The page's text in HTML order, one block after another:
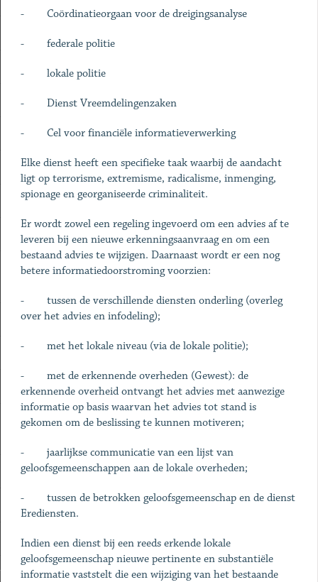
- Coördinatieorgaan voor de dreigingsanalyse
- federale politie
- lokale politie
- Dienst Vreemdelingenzaken
- Cel voor financiële informatieverwerking
Elke dienst heeft een specifieke taak waarbij de aandacht
ligt op terrorisme, extremisme, radicalisme, inmenging,
spionage en georganiseerde criminaliteit.
Er wordt zowel een regeling ingevoerd om een advies af te
leveren bij een nieuwe erkenningsaanvraag en om een
bestaand advies te wijzigen. Daarnaast wordt er een nog
betere informatiedoorstroming voorzien:
- tussen de verschillende diensten onderling (overleg
over het advies en infodeling);
- met het lokale niveau (via de lokale politie);
- met de erkennende overheden (Gewest): de
erkennende overheid ontvangt het advies met aanwezige
informatie op basis waarvan het advies tot stand is
gekomen om de beslissing te kunnen motiveren;
- jaarlijkse communicatie van een lijst van
geloofsgemeenschappen aan de lokale overheden;
- tussen de betrokken geloofsgemeenschap en de dienst
Erediensten.
Indien een dienst bij een reeds erkende lokale
geloofsgemeenschap nieuwe pertinente en substantiële
informatie vaststelt die een wijziging van het bestaande